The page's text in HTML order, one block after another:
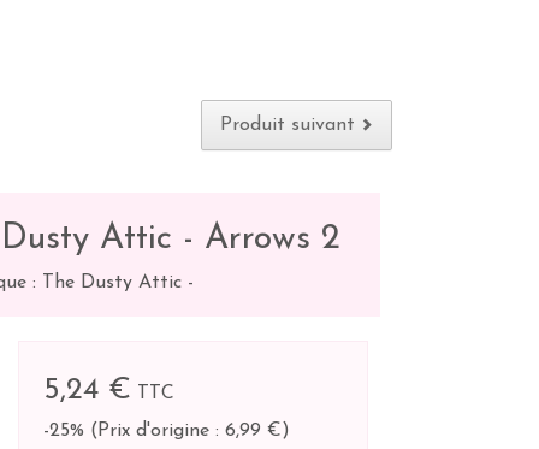
Produit suivant
Attic - Arrows 2
: The Dusty Attic -
5,24 €
TTC
-25% ( Prix d'origine : 6,99 €)